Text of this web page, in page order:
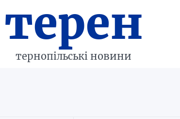
терен
тернопільські новини